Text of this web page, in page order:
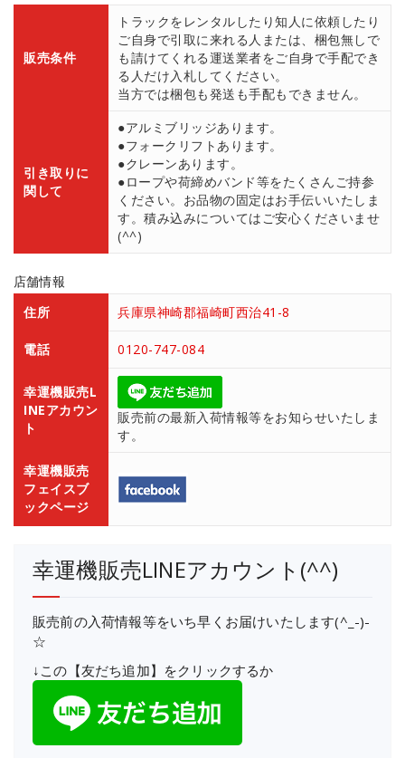
販売条件
トラックをレンタルしたり知人に依頼したり
ご自身で引取に来れる人または、梱包無しで
も請けてくれる運送業者をご自身で手配でき
る人だけ入札してください。
当方では梱包も発送も手配もできません。
引き取りに
関して
●アルミブリッジあります。
●フォークリフトあります。
●クレーンあります。
●ロープや荷締めバンド等をたくさんご持参
ください。お品物の固定はお手伝いいたしま
す。積み込みについてはご安心くださいませ
(^^)
店舗情報
住所
兵庫県神崎郡福崎町西治41-8
電話 0120-747-084
幸運機販売L
INEアカウン
ト
販売前の最新入荷情報等をお知らせいたしま
す。
幸運機販売
フェイスブ
ックページ
幸運機販売LINEアカウント(^^)
販売前の入荷情報等をいち早くお届けいたします(^_-)-
☆
↓この【友だち追加】をクリックするか